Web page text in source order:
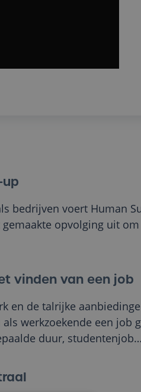
bedrijven voert Human
opvolging uit
vinden van een job
en de talrijke
werkzoekende een job
duur,